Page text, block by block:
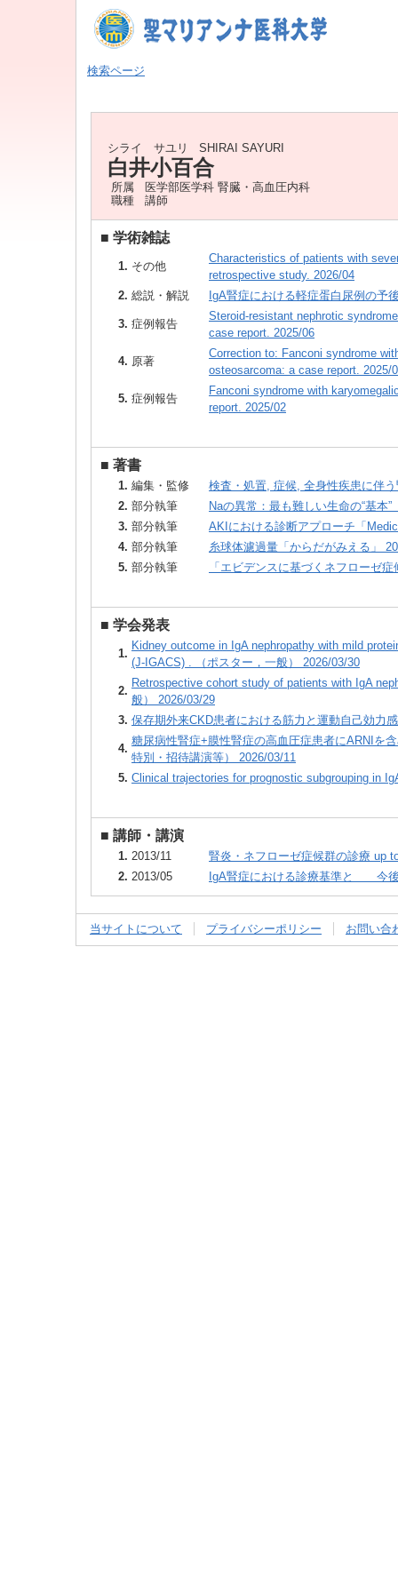
検索ページ
シライ サユリ SHIRAI SAYURI
白井小百合
所属
医学部医学科 腎臓・高血圧内科
職種
講師
■ 学術雑誌
1. その他
Characteristics of patients with
retrospective study. 2026/04
2. 総説・解説 IgA腎症における軽症蛋白尿例の予
3. 症例報告
Steroid-resistant nephrotic
case report. 2025/06
4. 原著
Correction to: Fanconi syndrome
osteosarcoma: a case report. 2025/
5. 症例報告
Fanconi syndrome with
report. 2025/02
■ 著書
1. 編集・監修
検査・処置, 症候, 全身性疾患に伴
2. 部分執筆
Naの異常：最も難しい生命の“基本
3. 部分執筆
AKIにおける診断アプローチ「
4. 部分執筆
糸球体濾過量「からだがみえる」
5. 部分執筆 「エビデンスに基づくネフローゼ
■ 学会発表
1.
Kidney outcome in IgA nephropathy with mild
(J‑IGACS) . （ポスター，一般） 2026/03/30
2.
Retrospective cohort study of patients with IgA
般） 2026/03/29
3. 保存期外来CKD患者における筋力と運動自己効力
4.
糖尿病性腎症+膜性腎症の高血圧症患者にARNIを
特別・招待講演等） 2026/03/11
5. Clinical trajectories for prognostic subgrouping in
■ 講師・講演
1. 2013/11
腎炎・ネフローゼ症候群の診療 up
2. 2013/05 IgA腎症における診療基準と 今後
当サイトについて プライバシーポリシー お問い合